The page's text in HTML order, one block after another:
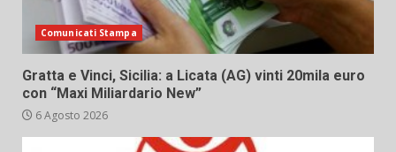
Comunicati Stampa
Gratta e Vinci, Sicilia: a Licata (AG) vinti 20mila euro
con “Maxi Miliardario New”
6 Agosto 2026